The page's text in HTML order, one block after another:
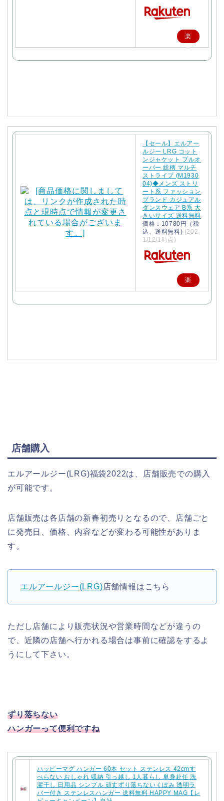
楽
天
【セール】エルアー
ルジー LRG コット
ンジャケット プルオ
ーバー 総柄 マルチ
ストライプ (M1930
04)◆メンズ ストリ
ート系 ファッション
ブランド カジュアル
ダンスウェア B系 大
きいサイズ 送料無料
価格：10780円（税
込、送料無料) (202
1/12/1時点)
楽
天
店舗購入
エルアールジー(LRG)福袋2022は、店舗販売での購入
が可能です。
店舗販売は各店舗の新春初売りとなるので、店舗ごと
に発売日、価格、内容などが変わる可能性がありま
す。
エルアールジー(LRG)店舗情報はこちら
ただし店舗により販売状況や営業時間などが違うの
で、近隣の店舗へ行かれる場合は事前に確認をするよ
うにして下さい。
ずり落ちない
ハンガーって便利ですね
ハッピーマグ ハンガー 60本 セット ステンレス 42cmす
べらない おしゃれ 収納 引っ越し 1人暮らし 単身赴任 洗
濯干し 日用品 シンプル 頑丈ずり落ちないくぼみ 透明ラ
バー付き ステンレスハンガー 送料無料 HAPPY MAG【レ